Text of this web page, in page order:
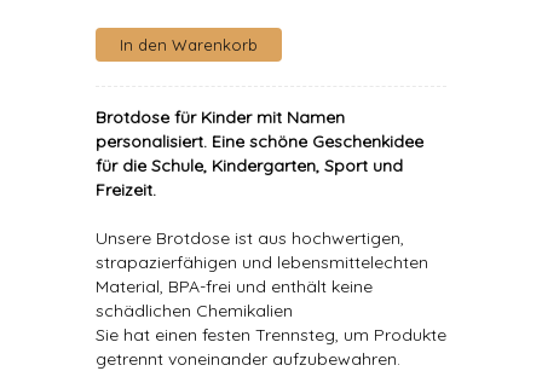
Brotdose für Kinder mit Namen
personalisiert. Eine schöne Geschenkidee
für die Schule, Kindergarten, Sport und
Freizeit.
Unsere Brotdose ist aus hochwertigen,
strapazierfähigen und lebensmittelechten
Material, BPA-frei und enthält keine
schädlichen Chemikalien
Sie hat einen festen Trennsteg, um Produkte
getrennt voneinander aufzubewahren.